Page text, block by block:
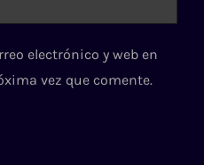
electrónico y web en
vez que comente.